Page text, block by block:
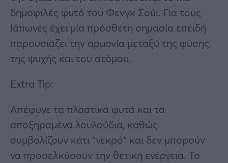
δημοφιλές φυτό του Φενγκ Σούι. Για τους
Ιάπωνες έχει μία πρόσθετη σημασία επειδή
παρουσιάζει την αρμονία μεταξύ της φύσης,
της ψυχής και του ατόμου.
Extra Tip:
Απέφυγε τα πλαστικά φυτά και τα
αποξηραμένα λουλούδια, καθώς
συμβολίζουν κάτι “νεκρό” και δεν μπορούν
να προσελκύσουν την θετική ενέργεια. Το